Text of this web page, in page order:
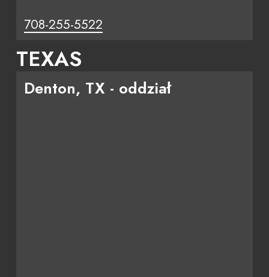
708-255-5522
TEXAS
Denton, TX - oddział